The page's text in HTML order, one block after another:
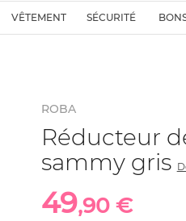
VÊTEMENT SÉCURITÉ
ROBA
Réducteur
sammy gris
49,90 €